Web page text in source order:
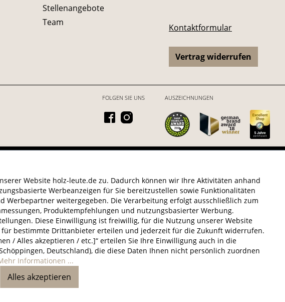
Stellenangebote
Team
Kontaktformular
Vertrag widerrufen
FOLGEN SIE UNS AUSZEICHNUNGEN
Website holz-leute.de zu. Dadurch können wir Ihre Aktivitäten anhand
Werbeanzeigen für Sie bereitzustellen sowie Funktionalitäten
weitergegeben. Die Verarbeitung erfolgt ausschließlich zum
Produktempfehlungen und nutzungsbasierter Werbung.
Diese Einwilligung ist freiwillig, für die Nutzung unserer Website
bestimmte Drittanbieter erteilen und jederzeit für die Zukunft widerrufen.
/ Alles akzeptieren / etc.]“ erteilen Sie Ihre Einwilligung auch in die
Deutschland), die diese Daten Ihnen nicht persönlich zuordnen
Informationen ...
Alles akzeptieren